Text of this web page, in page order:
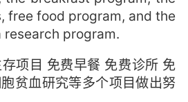
free food program, and the
program.
项目 免费早餐 免费诊所 免
贫血研究等多个项目做出努